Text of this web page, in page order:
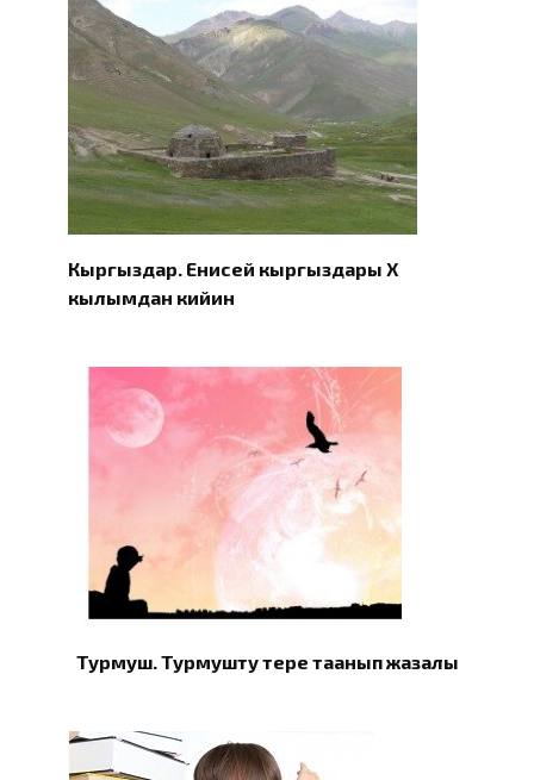
Кыргыздар. Eнисей кыргыздары X
кылымдан кийин
Турмуш. Турмушту терең таанып жазалы